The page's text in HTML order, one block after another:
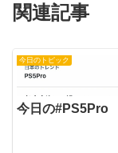
関連記事
今日のトピック
今日の#PS5Pro